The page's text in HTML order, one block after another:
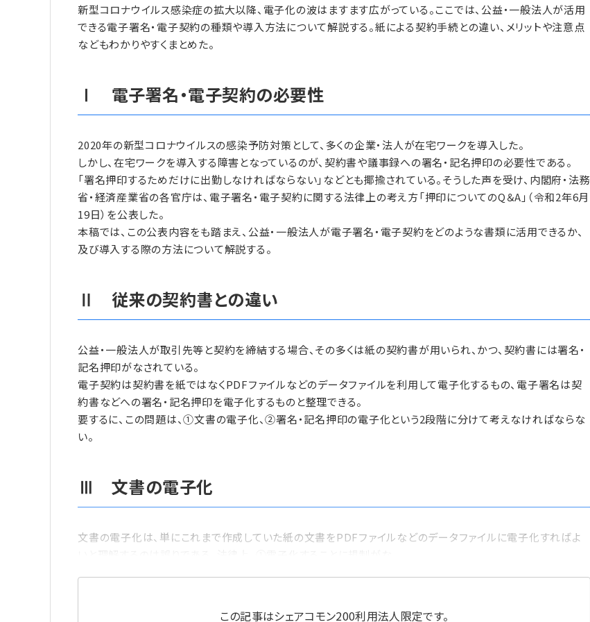
新型コロナウイルス感染症の拡大以降、電子化の波はますます広がっている。ここでは、公益・一般法人が活用
できる電子署名・電子契約の種類や導入方法について解説する。紙による契約手続との違い、メリットや注意点
などもわかりやすくまとめた。
Ⅰ 電子署名・電子契約の必要性
2020年の新型コロナウイルスの感染予防対策として、多くの企業・法人が在宅ワークを導入した。
しかし、在宅ワークを導入する障害となっているのが、契約書や議事録への署名・記名押印の必要性である。
「署名押印するためだけに出勤しなければならない」などとも揶揄されている。そうした声を受け、内閣府・法務
省・経済産業省の各官庁は、電子署名・電子契約に関する法律上の考え方「押印についてのQ＆A」（令和2年6月
19日）を公表した。
本稿では、この公表内容をも踏まえ、公益・一般法人が電子署名・電子契約をどのような書類に活用できるか、
及び導入する際の方法について解説する。
Ⅱ 従来の契約書との違い
公益・一般法人が取引先等と契約を締結する場合、その多くは紙の契約書が用いられ、かつ、契約書には署名・
記名押印がなされている。
電子契約は契約書を紙ではなくPDFファイルなどのデータファイルを利用して電子化するもの、電子署名は契
約書などへの署名・記名押印を電子化するものと整理できる。
要するに、この問題は、①文書の電子化、②署名・記名押印の電子化という2段階に分けて考えなければならな
い。
Ⅲ 文書の電子化
文書の電子化は、単にこれまで作成していた紙の文書をPDFファイルなどのデータファイルに電子化すればよ
この記事はシェアコモン200利用法人限定です。